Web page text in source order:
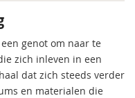
genot om naar te
zich inleven in een
dat zich steeds verder
en materialen die